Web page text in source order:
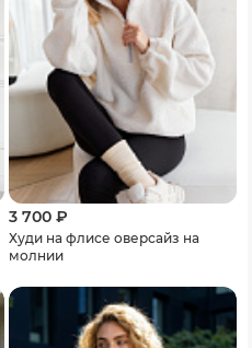
3 700 ₽
Худи на флисе оверсайз на
молнии